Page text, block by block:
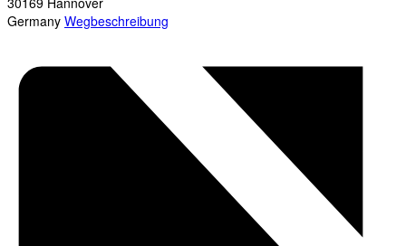
Germany Wegbeschreibung